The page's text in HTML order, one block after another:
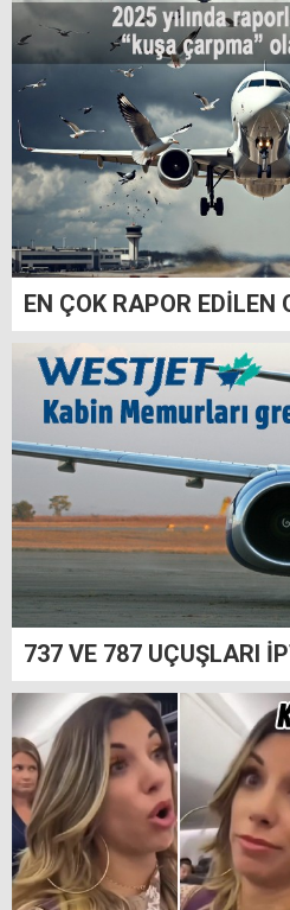
EN ÇOK RAPOR EDİLEN
737 VE 787 UÇUŞLARI